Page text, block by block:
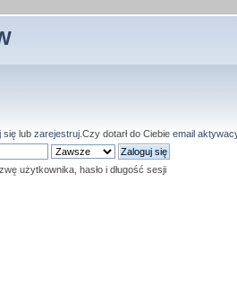
się lub zarejestruj .Czy dotarł do Ciebie email
użytkownika, hasło i długość sesji